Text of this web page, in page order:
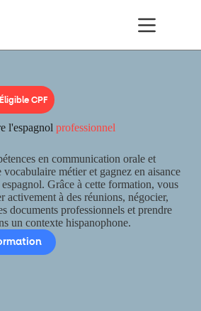
CPF
l'espagnol professionnel
en communication orale et
métier et gagnez en aisance
Grâce à cette formation, vous
activement à des réunions, négocier,
documents professionnels et prendre
un contexte hispanophone.